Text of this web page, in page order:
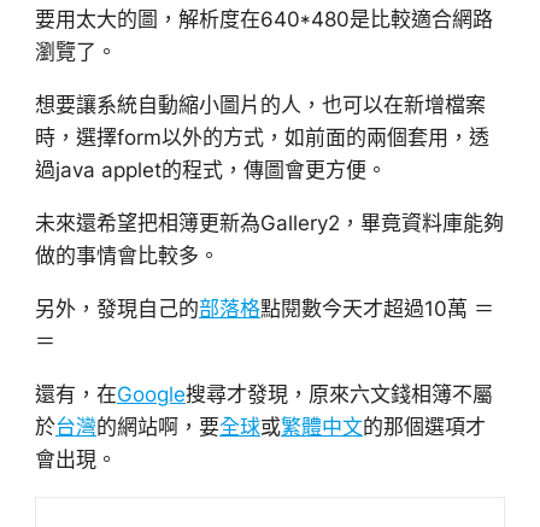
要用太大的圖，解析度在640*480是比較適合網路
瀏覽了。
想要讓系統自動縮小圖片的人，也可以在新增檔案
時，選擇form以外的方式，如前面的兩個套用，透
過java applet的程式，傳圖會更方便。
未來還希望把相簿更新為Gallery2，畢竟資料庫能夠
做的事情會比較多。
另外，發現自己的部落格點閱數今天才超過10萬 ＝
＝
還有，在Google搜尋才發現，原來六文錢相簿不屬
於台灣的網站啊，要全球或繁體中文的那個選項才
會出現。